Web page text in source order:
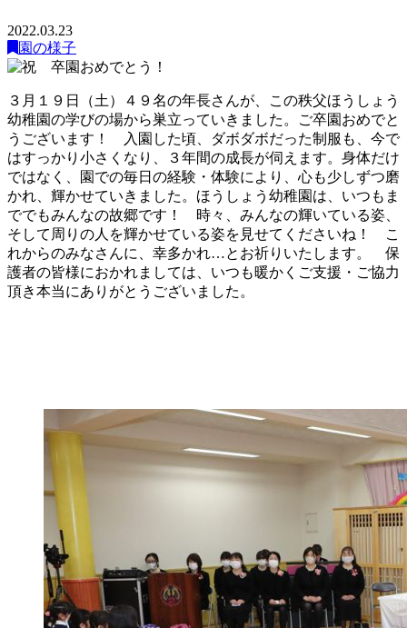
2022.03.23
園の様子
３月１９日（土）４９名の年長さんが、この秩父ほうしょう
幼稚園の学びの場から巣立っていきました。ご卒園おめでと
うございます！ 入園した頃、ダボダボだった制服も、今で
はすっかり小さくなり、３年間の成長が伺えます。身体だけ
ではなく、園での毎日の経験・体験により、心も少しずつ磨
かれ、輝かせていきました。ほうしょう幼稚園は、いつもま
ででもみんなの故郷です！ 時々、みんなの輝いている姿、
そして周りの人を輝かせている姿を見せてくださいね！ こ
れからのみなさんに、幸多かれ…とお祈りいたします。 保
護者の皆様におかれましては、いつも暖かくご支援・ご協力
頂き本当にありがとうございました。